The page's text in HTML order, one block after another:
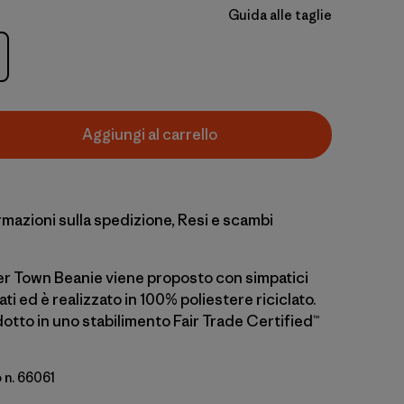
Guida alle taglie
Aggiungi al carrello
sulla spedizione, Resi e scambi
Town Beanie viene proposto con simpatici
ed è realizzato in 100% poliestere riciclato.
in uno stabilimento Fair Trade Certified™
Blue
66061